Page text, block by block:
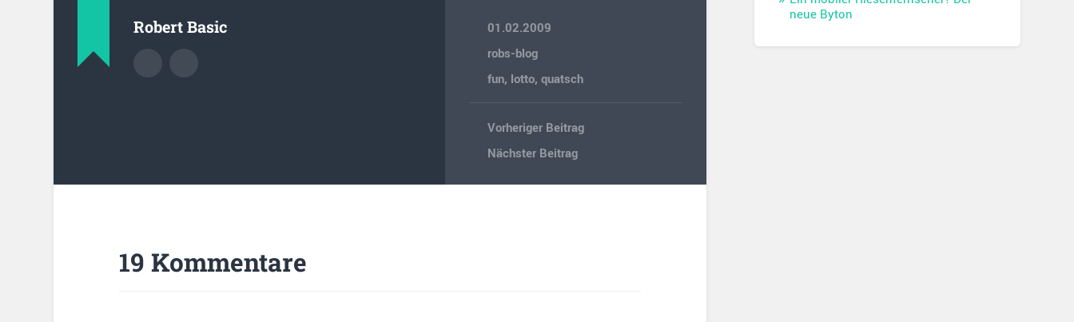
Robert Basic
01.02.2009
robs-blog
fun, lotto,quatsch
Vorheriger Beitrag
Nächster Beitrag
19 Kommentare
neue Byton